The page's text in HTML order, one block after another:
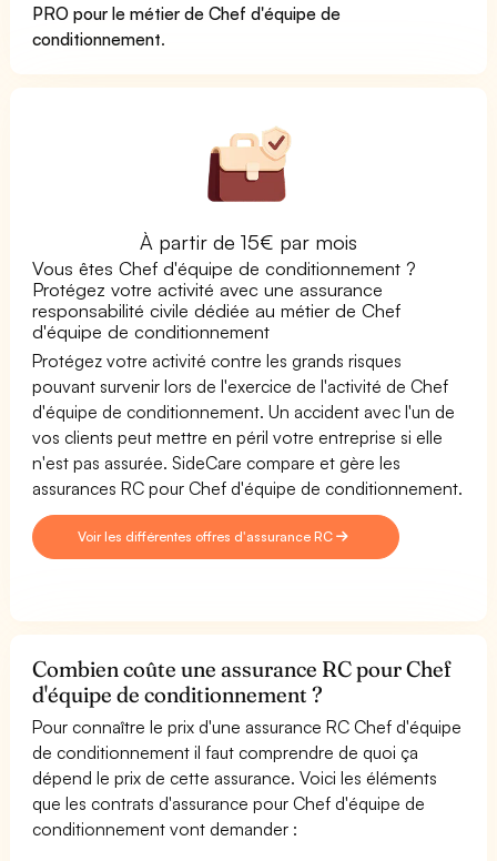
PRO pour le métier de Chef d'équipe de
conditionnement.
À partir de 15€ par mois
Vous êtes Chef d'équipe de conditionnement ?
Protégez votre activité avec une assurance
responsabilité civile dédiée au métier de Chef
d'équipe de conditionnement
Protégez votre activité contre les grands risques
pouvant survenir lors de l'exercice de l'activité de Chef
d'équipe de conditionnement. Un accident avec l'un de
vos clients peut mettre en péril votre entreprise si elle
n'est pas assurée. SideCare compare et gère les
assurances RC pour Chef d'équipe de conditionnement.
Voir les différentes offres d'assurance RC
Combien coûte une assurance RC pour Chef
d'équipe de conditionnement ?
Pour connaître le prix d'une assurance RC Chef d'équipe
de conditionnement il faut comprendre de quoi ça
dépend le prix de cette assurance. Voici les éléments
que les contrats d'assurance pour Chef d'équipe de
conditionnement vont demander :